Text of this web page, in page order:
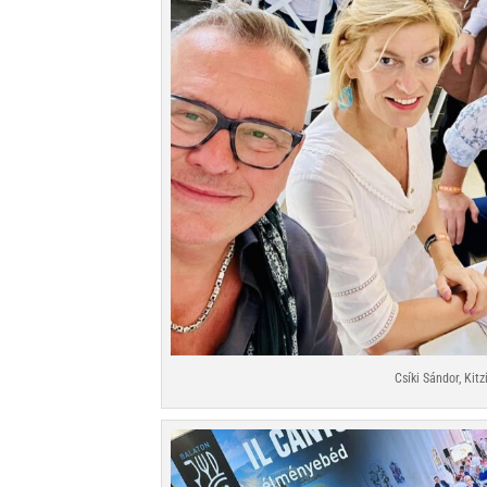
Csíki Sándor,